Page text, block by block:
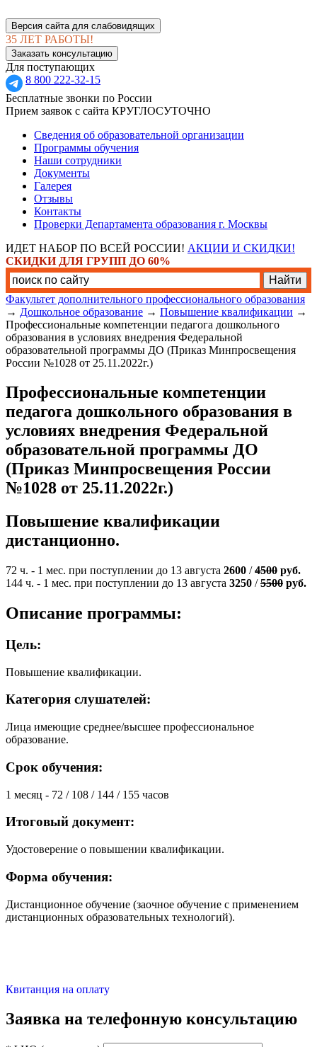
Версия сайта для слабовидящих
35 ЛЕТ РАБОТЫ!
Заказать консультацию
Для поступающих
8 800 222-32-15
Бесплатные звонки по России
Прием заявок с сайта КРУГЛОСУТОЧНО
Сведения об образовательной организации
Программы обучения
Наши сотрудники
Документы
Галерея
Отзывы
Контакты
Проверки Департамента образования г. Москвы
ИДЕТ НАБОР ПО ВСЕЙ РОССИИ! АКЦИИ И СКИДКИ!
СКИДКИ ДЛЯ ГРУПП ДО 60%
Факультет дополнительного профессионального образования
→ Дошкольное образование → Повышение квалификации →
Профессиональные компетенции педагога дошкольного
образования в условиях внедрения Федеральной
образовательной программы ДО (Приказ Минпросвещения
России №1028 от 25.11.2022г.)
Профессиональные компетенции
педагога дошкольного образования в
условиях внедрения Федеральной
образовательной программы ДО
(Приказ Минпросвещения России
№1028 от 25.11.2022г.)
Повышение квалификации
дистанционно.
72 ч. - 1 мес. при поступлении до 13 августа 2600 /4500 руб.
144 ч. - 1 мес. при поступлении до 13 августа 3250 /5500 руб.
Описание программы:
Цель:
Повышение квалификации.
Категория слушателей:
Лица имеющие среднее/высшее профессиональное
образование.
Срок обучения:
1 месяц - 72 / 108 / 144 / 155 часов
Итоговый документ:
Удостоверение о повышении квалификации.
Форма обучения:
Дистанционное обучение (заочное обучение с применением
дистанционных образовательных технологий).
Квитанция на оплату
Заявка на телефонную консультацию